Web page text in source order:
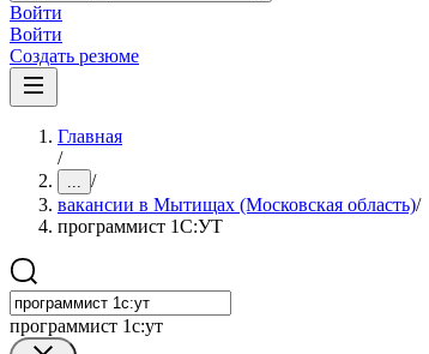
Войти
Войти
Создать резюме
Главная
/
... /
вакансии в Мытищах (Московская область)/
программист 1С:УТ
программист 1с:ут